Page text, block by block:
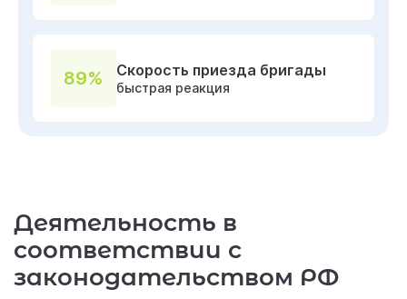
89% Скорость приезда бригады
быстрая реакция
Деятельность в
соответствии с
законодательством РФ